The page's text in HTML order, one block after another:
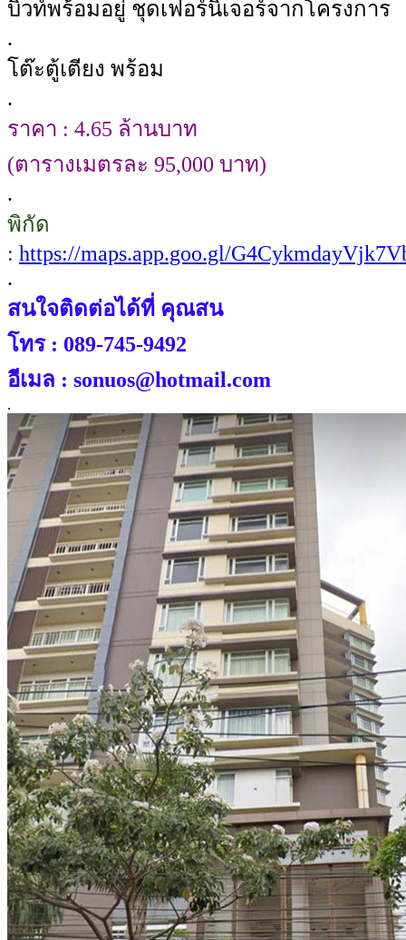
บิ้วท์พร้อมอยู่ ชุดเฟอร์นิเจอร์จากโครงการ
.
โต๊ะตู้เตียง พร้อม
.
ราคา : 4.65 ล้านบาท
(ตารางเมตรละ 95,000 บาท)
.
พิกัด
: https://maps.app.goo.gl/
.
สนใจติดต่อได้ที่ คุณสน
โทร : 089-745-9492
อีเมล : sonuos@hotmail.com
.